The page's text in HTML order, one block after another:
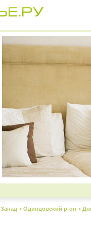
Запад > Одинцовский р-он >